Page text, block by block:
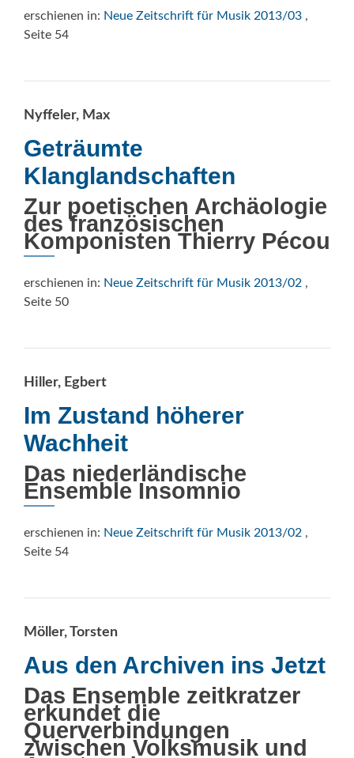
erschienen in: Neue Zeitschrift für Musik 2013/03 ,
Seite 54
Nyffeler, Max
Geträumte
Klanglandschaften
Zur poetischen Archäologie
des französischen
Komponisten Thierry Pécou
erschienen in: Neue Zeitschrift für Musik 2013/02 ,
Seite 50
Hiller, Egbert
Im Zustand höherer
Wachheit
Das niederländische
Ensemble Insomnio
erschienen in: Neue Zeitschrift für Musik 2013/02 ,
Seite 54
Möller, Torsten
Aus den Archiven ins Jetzt
Das Ensemble zeitkratzer
erkundet die
Querverbindungen
zwischen Volksmusik und